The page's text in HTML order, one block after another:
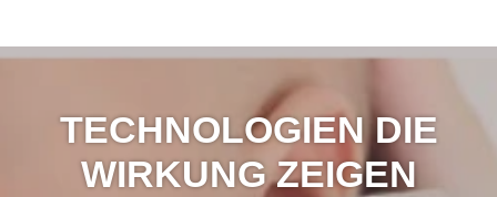
TECHNOLOGIEN DIE
WIRKUNG ZEIGEN